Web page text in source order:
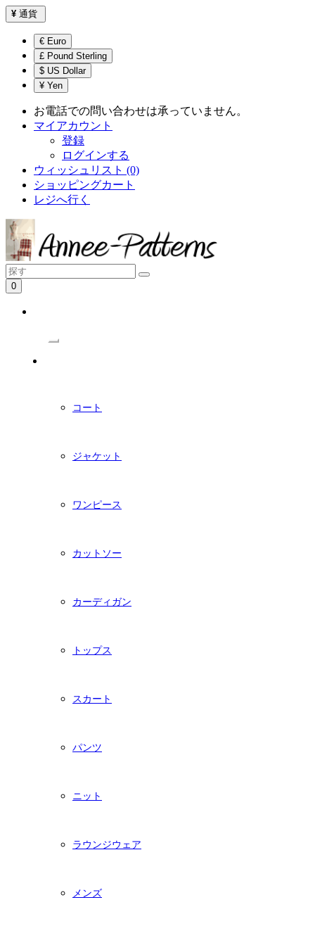
¥ 通貨
€ Euro
£ Pound Sterling
$ US Dollar
¥ Yen
お電話での問い合わせは承っていません。
マイアカウント
登録
ログインする
ウィッシュリスト (0)
ショッピングカート
レジへ行く
0
コート
ジャケット
ワンピース
カットソー
カーディガン
トップス
スカート
パンツ
ニット
ラウンジウェア
メンズ